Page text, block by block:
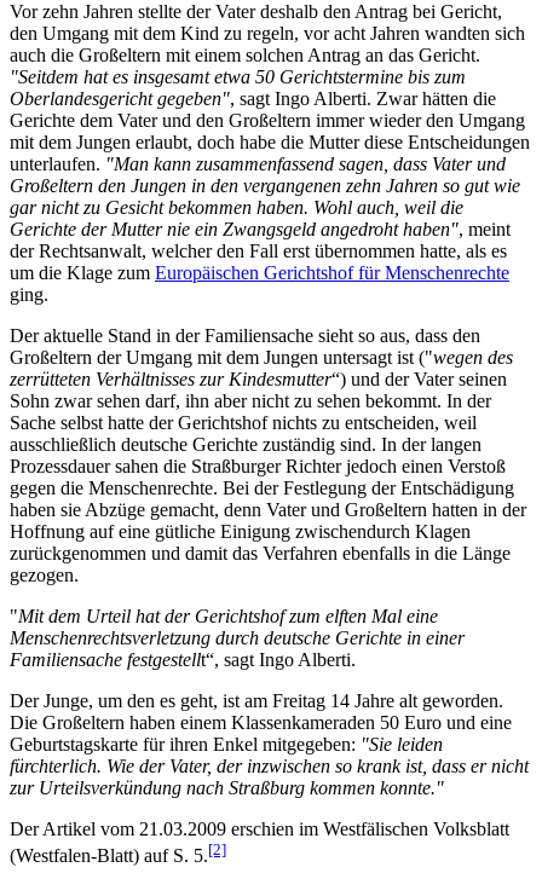
Vor zehn Jahren stellte der Vater deshalb den Antrag bei Gericht,
den Umgang mit dem Kind zu regeln, vor acht Jahren wandten sich
auch die Großeltern mit einem solchen Antrag an das Gericht.
"Seitdem hat es insgesamt etwa 50 Gerichtstermine bis zum
Oberlandesgericht gegeben", sagt Ingo Alberti. Zwar hätten die
Gerichte dem Vater und den Großeltern immer wieder den Umgang
mit dem Jungen erlaubt, doch habe die Mutter diese Entscheidungen
unterlaufen. "Man kann zusammenfassend sagen, dass Vater und
Großeltern den Jungen in den vergangenen zehn Jahren so gut wie
gar nicht zu Gesicht bekommen haben. Wohl auch, weil die
Gerichte der Mutter nie ein Zwangsgeld angedroht haben", meint
der Rechtsanwalt, welcher den Fall erst übernommen hatte, als es
um die Klage zum Europäischen Gerichtshof für Menschenrechte
ging.
Der aktuelle Stand in der Familiensache sieht so aus, dass den
Großeltern der Umgang mit dem Jungen untersagt ist ("wegen des
zerrütteten Verhältnisses zur Kindesmutter“) und der Vater seinen
Sohn zwar sehen darf, ihn aber nicht zu sehen bekommt. In der
Sache selbst hatte der Gerichtshof nichts zu entscheiden, weil
ausschließlich deutsche Gerichte zuständig sind. In der langen
Prozessdauer sahen die Straßburger Richter jedoch einen Verstoß
gegen die Menschenrechte. Bei der Festlegung der Entschädigung
haben sie Abzüge gemacht, denn Vater und Großeltern hatten in der
Hoffnung auf eine gütliche Einigung zwischendurch Klagen
zurückgenommen und damit das Verfahren ebenfalls in die Länge
gezogen.
"Mit dem Urteil hat der Gerichtshof zum elften Mal eine
Menschenrechts­verletzung durch deutsche Gerichte in einer
Familiensache festgestellt“, sagt Ingo Alberti.
Der Junge, um den es geht, ist am Freitag 14 Jahre alt geworden.
Die Großeltern haben einem Klassenkameraden 50 Euro und eine
Geburtstagskarte für ihren Enkel mitgegeben: "Sie leiden
fürchterlich. Wie der Vater, der inzwischen so krank ist, dass er nicht
zur Urteilsverkündung nach Straßburg kommen konnte."
Der Artikel vom 21.03.2009 erschien im Westfälischen Volksblatt
(Westfalen-Blatt) auf S. 5.[2]